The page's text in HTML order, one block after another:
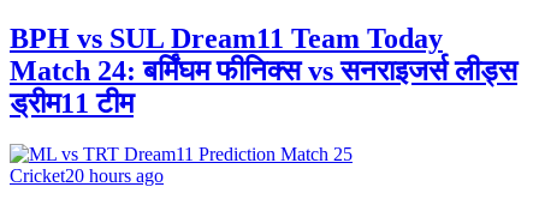
BPH vs SUL Dream11 Team Today
Match 24: बर्मिंघम फीनिक्स vs सनराइजर्स लीड्स
ड्रीम11 टीम
Cricket20 hours ago